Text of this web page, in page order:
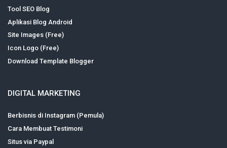
Tool SEO Blog
Aplikasi Blog Android
Site Images (Free)
Icon Logo (Free)
Download Template Blogger
DIGITAL MARKETING
Berbisnis di Instagram (Pemula)
Cara Membuat Testimoni
Situs via Paypal